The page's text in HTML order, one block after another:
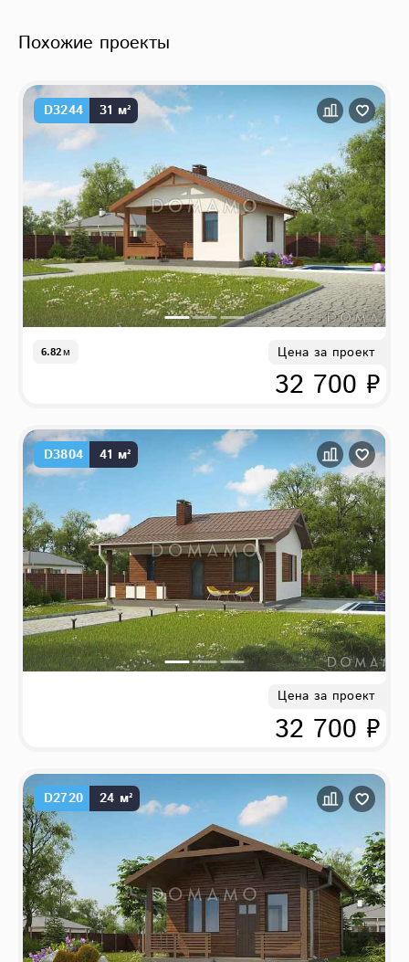
Похожие проекты
D3244 31 м²
6.82м Цена за проект
32 700 ₽
D3804 41 м²
Цена за проект
32 700 ₽
D2720 24 м²